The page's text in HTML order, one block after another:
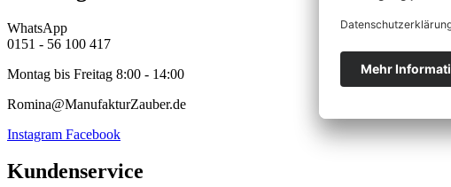
WhatsApp
0151 - 56 100 417
Montag bis Freitag 8:00 - 14:00
Romina@ManufakturZauber.de
Instagram Facebook
Kundenservice